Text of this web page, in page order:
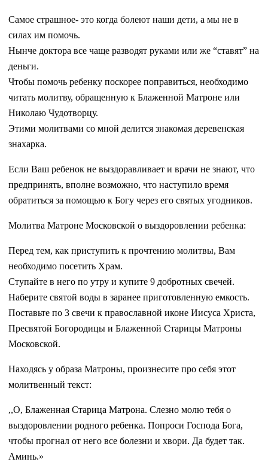
Самое страшное- это когда болеют наши дети, а мы не в
силах им помочь.
Нынче доктора все чаще разводят руками или же “ставят” на
деньги.
Чтобы помочь ребенку поскорее поправиться, необходимо
читать молитву, обращенную к Блаженной Матроне или
Николаю Чудотворцу.
Этими молитвами со мной делится знакомая деревенская
знахарка.
Если Ваш ребенок не выздоравливает и врачи не знают, что
предпринять, вполне возможно, что наступило время
обратиться за помощью к Богу через его святых угодников.
Молитва Матроне Московской о выздоровлении ребенка:
Перед тем, как приступить к прочтению молитвы, Вам
необходимо посетить Храм.
Ступайте в него по утру и купите 9 добротных свечей.
Наберите святой воды в заранее приготовленную емкость.
Поставьте по 3 свечи к православной иконе Иисуса Христа,
Пресвятой Богородицы и Блаженной Старицы Матроны
Московской.
Находясь у образа Матроны, произнесите про себя этот
молитвенный текст:
,,О, Блаженная Старица Матрона. Слезно молю тебя о
выздоровлении родного ребенка. Попроси Господа Бога,
чтобы прогнал от него все болезни и хвори. Да будет так.
Аминь.»